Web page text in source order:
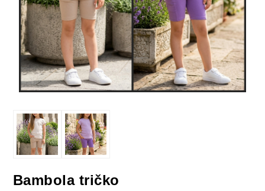
Bambola tričko